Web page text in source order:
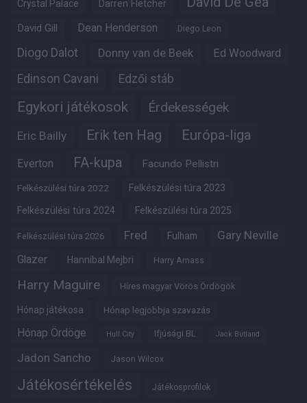
Crystal Palace Darren Fletcher
David Gill Dean Henderson Diego Leon
Diogo Dalot Donny van de Beek Ed Woodward
Edinson Cavani Edzői stáb
Egykori játékosok Érdekességek
Eric Bailly Erik ten Hag Európa-liga
Everton FA-kupa Facundo Pellistri
Felkészülési túra 2022 Felkészülési túra 2023
Felkészülési túra 2024 Felkészülési túra 2025
Felkészülési túra 2026 Fred Fulham Gary Neville
Glazer Hannibal Mejbri Harry Amass
Harry Maguire Híres magyar Vörös Ördögök
Hónap játékosa Hónap legjobbja szavazás
Hónap Ördöge Hull City Ifjúsági BL Jack Butland
Jadon Sancho Jason Wilcox
Játékosértékelés Játékosprofilok